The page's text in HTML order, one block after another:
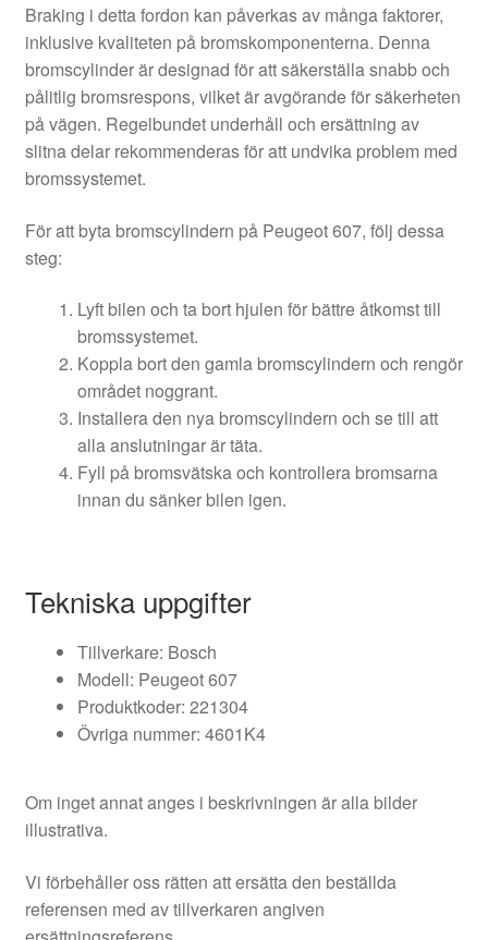
Braking i detta fordon kan påverkas av många faktorer,
inklusive kvaliteten på bromskomponenterna. Denna
bromscylinder är designad för att säkerställa snabb och
pålitlig bromsrespons, vilket är avgörande för säkerheten
på vägen. Regelbundet underhåll och ersättning av
slitna delar rekommenderas för att undvika problem med
bromssystemet.
För att byta bromscylindern på Peugeot 607, följ dessa
steg:
Lyft bilen och ta bort hjulen för bättre åtkomst till
bromssystemet.
Koppla bort den gamla bromscylindern och rengör
området noggrant.
Installera den nya bromscylindern och se till att
alla anslutningar är täta.
Fyll på bromsvätska och kontrollera bromsarna
innan du sänker bilen igen.
Tekniska uppgifter
Tillverkare: Bosch
Modell: Peugeot 607
Produktkoder: 221304
Övriga nummer: 4601K4
Om inget annat anges i beskrivningen är alla bilder
illustrativa.
Vi förbehåller oss rätten att ersätta den beställda
referensen med av tillverkaren angiven